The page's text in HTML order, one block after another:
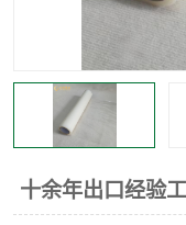
十余年出口经验
窗缝阻风胶带
不锈钢板保护膜